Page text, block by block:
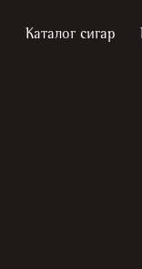
Каталог сигар